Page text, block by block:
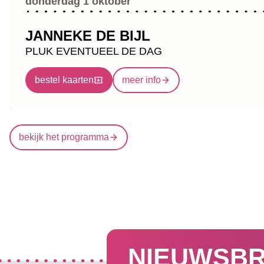
JANNEKE DE BIJL
PLUK EVENTUEEL DE DAG
bestel kaarten meer info
bekijk het programma